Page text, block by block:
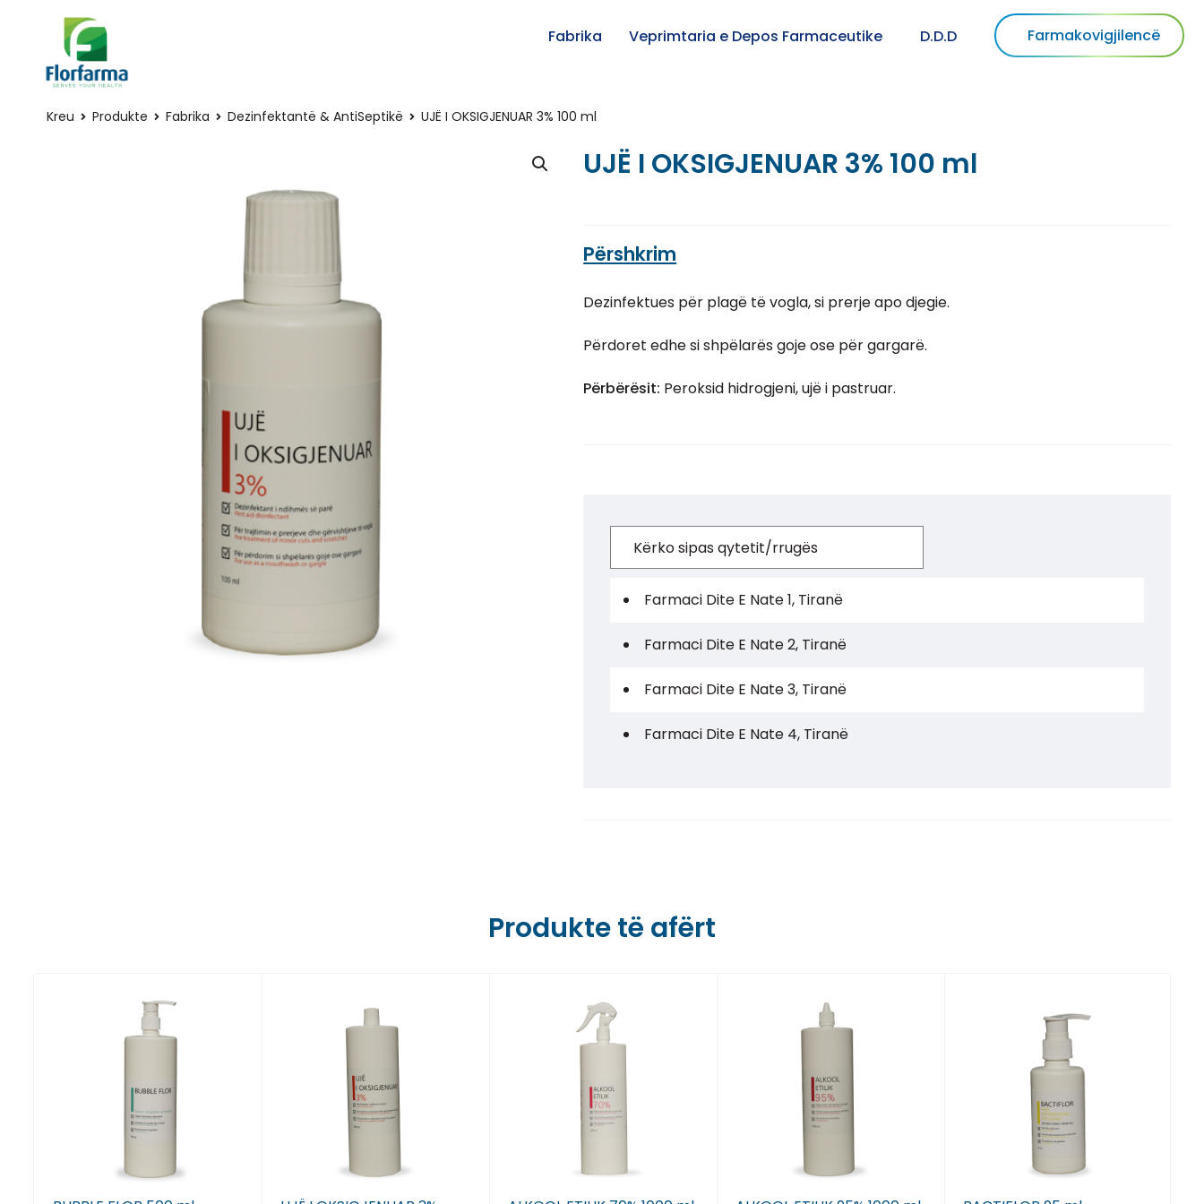
Fabrika Veprimtaria e Depos Farmaceutike D.D.D Farmakovigjilencë
Kreu Produkte Fabrika Dezinfektantë & AntiSeptikë UJË I OKSIGJENUAR 3% 100 ml
UJË I OKSIGJENUAR 3% 100 ml
Përshkrim
Dezinfektues për plagë të vogla, si prerje apo djegie.
Përdoret edhe si shpëlarës goje ose për gargarë.
Përbërësit: Peroksid hidrogjeni, ujë i pastruar.
Farmaci Dite E Nate 1, Tiranë
Farmaci Dite E Nate 2, Tiranë
Farmaci Dite E Nate 3, Tiranë
Farmaci Dite E Nate 4, Tiranë
Farmaci Dite E Nate 8, Tiranë
Farmaci Dite E Nate 10, Tiranë
Farmaci Dite E Nate 13, Tiranë
Farmaci Dite E Nate 14, Tiranë
Farmaci Dite E Nate 15, Tiranë
Farmaci Dite E Nate 16, Tiranë
Produkte të afërt